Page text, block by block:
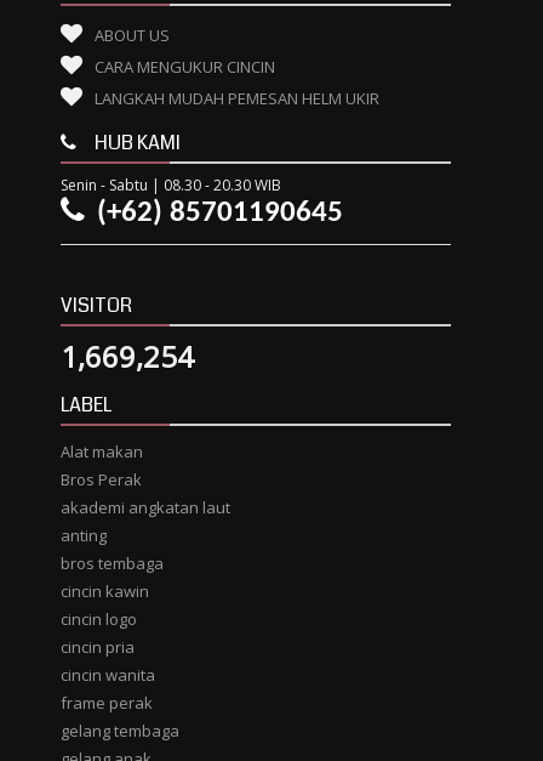
ABOUT US
CARA MENGUKUR CINCIN
LANGKAH MUDAH PEMESAN HELM UKIR
HUB KAMI
Senin - Sabtu | 08.30 - 20.30 WIB
(+62) 85701190645
VISITOR
1,669,254
LABEL
Alat makan
Bros Perak
akademi angkatan laut
anting
bros tembaga
cincin kawin
cincin logo
cincin pria
cincin wanita
frame perak
gelang tembaga